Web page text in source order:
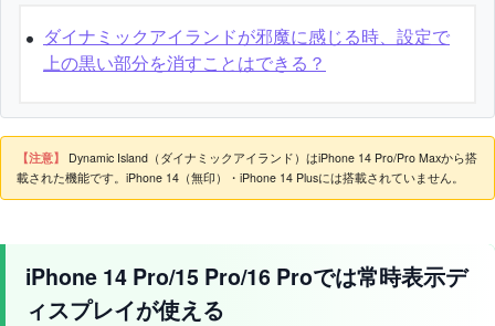
ダイナミックアイランドが邪魔に感じる時、設定で
上の黒い部分を消すことはできる？
【注意】
Dynamic Island（ダイナミックアイランド）はiPhone 14 Pro/Pro Maxから搭
載された機能です。iPhone 14（無印）・iPhone 14 Plusには搭載されていません。
iPhone 14 Pro/15 Pro/16 Proでは常時表示デ
ィスプレイが使える